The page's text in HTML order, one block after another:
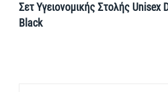
Σετ Υγειονομικής Στολής Unisex
Black